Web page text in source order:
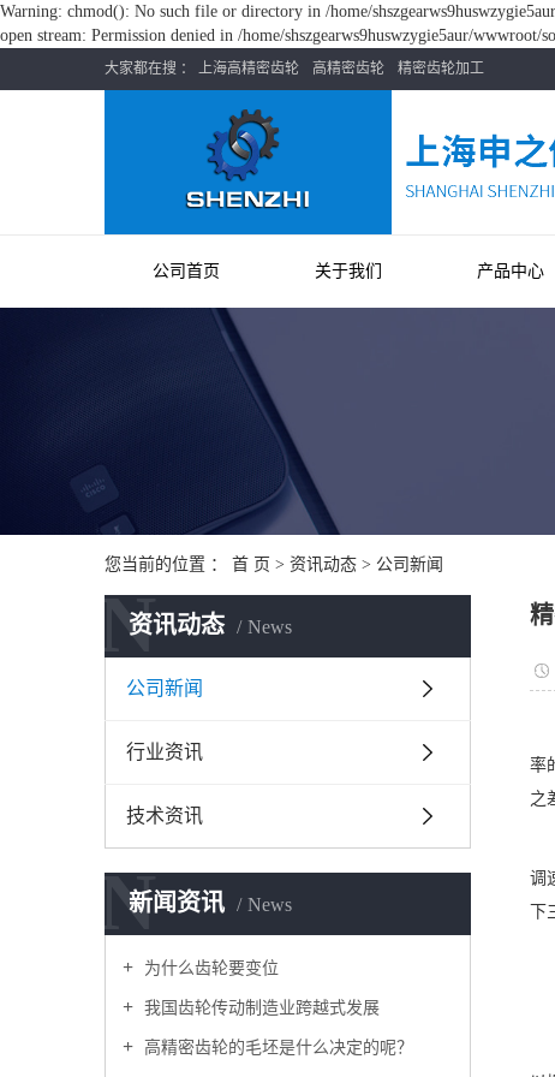
Warning: chmod(): No such file or directory in /home/
open stream: Permission denied in /home/shszgearws9huswzygie5aur/wwwroot/
大家都在搜 ： 上海高精密齿轮 高精密齿轮 精密齿轮加工
公司首页 关于我们 产品中心
您当前的位置 ： 首 页 > 资讯动态 > 公司新闻
资讯动态 News
N
公司新闻
行业资讯
技术资讯
新闻资讯 News
N
为什么齿轮要变位
我国齿轮传动制造业跨越式发展
高精密齿轮的毛坯是什么决定的呢？
率
之
调